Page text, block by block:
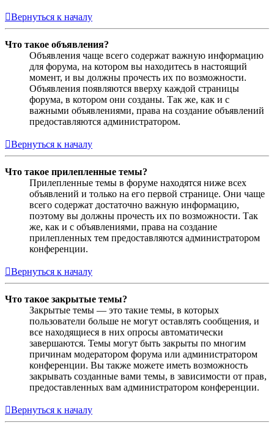
Вернуться к началу
Что такое объявления?
Объявления чаще всего содержат важную информацию
для форума, на котором вы находитесь в настоящий
момент, и вы должны прочесть их по возможности.
Объявления появляются вверху каждой страницы
форума, в котором они созданы. Так же, как и с
важными объявлениями, права на создание объявлений
предоставляются администратором.
Вернуться к началу
Что такое прилепленные темы?
Прилепленные темы в форуме находятся ниже всех
объявлений и только на его первой странице. Они чаще
всего содержат достаточно важную информацию,
поэтому вы должны прочесть их по возможности. Так
же, как и с объявлениями, права на создание
прилепленных тем предоставляются администратором
конференции.
Вернуться к началу
Что такое закрытые темы?
Закрытые темы — это такие темы, в которых
пользователи больше не могут оставлять сообщения, и
все находящиеся в них опросы автоматически
завершаются. Темы могут быть закрыты по многим
причинам модератором форума или администратором
конференции. Вы также можете иметь возможность
закрывать созданные вами темы, в зависимости от прав,
предоставленных вам администратором конференции.
Вернуться к началу